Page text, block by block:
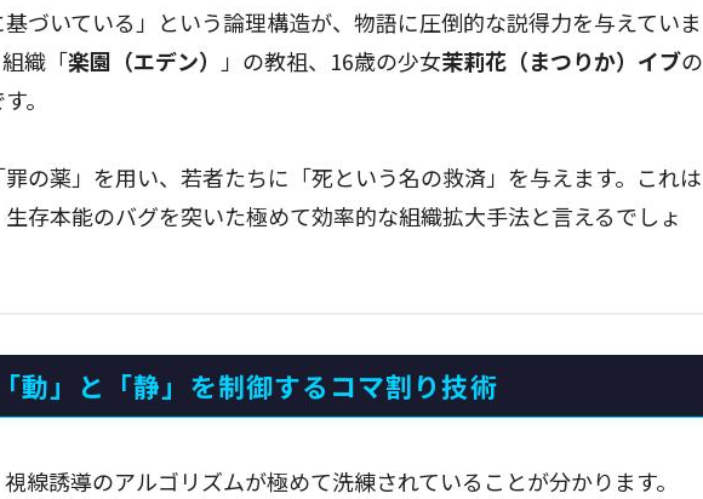
づいている」という論理構造が、物語に圧倒的な説得力を与えていま
織「楽園（エデン） 」の教祖、16歳の少女茉莉花（まつりか）イブの
。
の薬」を用い、若者たちに「死という名の救済」を与えます。これは
存本能のバグを突いた極めて効率的な組織拡大手法と言えるでしょ
動」と「静」を制御するコマ割り技術
線誘導のアルゴリズムが極めて洗練されていることが分かります。